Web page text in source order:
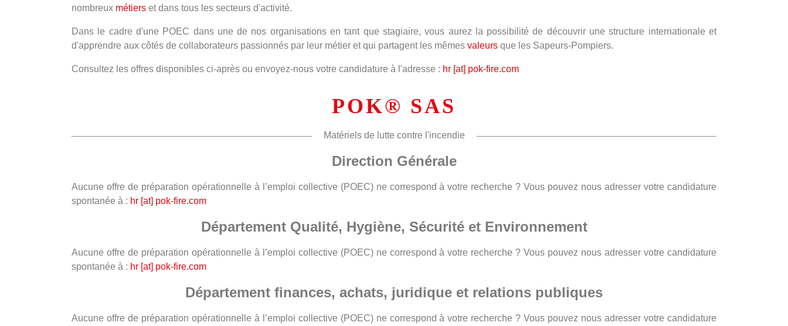
nombreux métiers et dans tous les secteurs d'activité.
Dans le cadre d'une POEC dans une de nos organisations en tant que stagiaire, vous aurez la possibilité de découvrir une structure internationale et
d'apprendre aux côtés de collaborateurs passionnés par leur métier et qui partagent les mêmes valeurs que les Sapeurs-Pompiers.
Consultez les offres disponibles ci-après ou envoyez-nous votre candidature à l'adresse : hr [at] pok-fire.com
POK® SAS
Matériels de lutte contre l'incendie
Direction Générale
Aucune offre de préparation opérationnelle à l’emploi collective (POEC) ne correspond à votre recherche ? Vous pouvez nous adresser votre candidature
spontanée à : hr [at] pok-fire.com
Département Qualité, Hygiène, Sécurité et Environnement
Aucune offre de préparation opérationnelle à l’emploi collective (POEC) ne correspond à votre recherche ? Vous pouvez nous adresser votre candidature
spontanée à : hr [at] pok-fire.com
Département finances, achats, juridique et relations publiques
Aucune offre de préparation opérationnelle à l’emploi collective (POEC) ne correspond à votre recherche ? Vous pouvez nous adresser votre candidature